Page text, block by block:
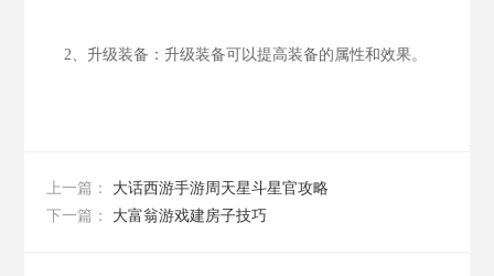
2、升级装备：升级装备可以提高装备的属性和效果。
上一篇： 大话西游手游周天星斗星官攻略
下一篇： 大富翁游戏建房子技巧